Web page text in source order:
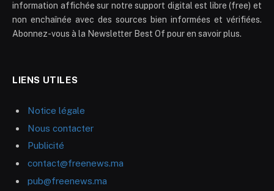
information affichée sur notre support digital est libre (free) et
non enchaînée avec des sources bien informées et vérifiées.
Abonnez-vous à la Newsletter Best Of pour en savoir plus.
LIENS UTILES
Notice légale
Nous contacter
Publicité
contact@freenews.ma
pub@freenews.ma